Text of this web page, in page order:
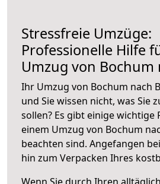
Stressfreie Umzüge:
Professionelle Hilfe
Umzug von Bochum
Ihr Umzug von Bochum nach
und Sie wissen nicht, was Sie
sollen? Es gibt einige wichtige
einem Umzug von Bochum
beachten sind. Angefangen
hin zum Verpacken Ihres